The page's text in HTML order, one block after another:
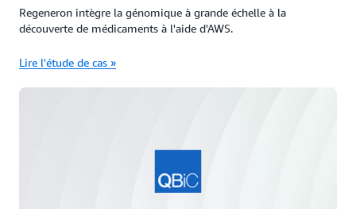
Regeneron intègre la génomique à grande échelle à la
découverte de médicaments à l'aide d'AWS.
Lire l'étude de cas »